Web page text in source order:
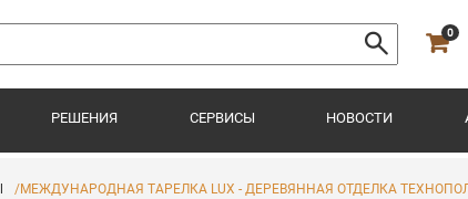
0
РЕШЕНИЯ СЕРВИСЫ НОВОСТИ
/МЕЖДУНАРОДНАЯ ТАРЕЛКА LUX - ДЕРЕВЯННАЯ ОТДЕЛКА